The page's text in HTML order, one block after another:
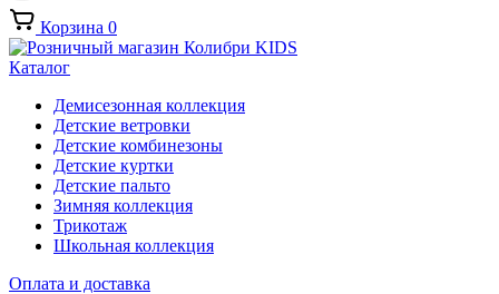
Корзина 0
Каталог
Демисезонная коллекция
Детские ветровки
Детские комбинезоны
Детские куртки
Детские пальто
Зимняя коллекция
Трикотаж
Школьная коллекция
Оплата и доставка